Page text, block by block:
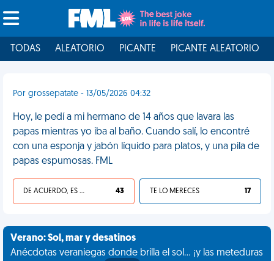
TODAS ALEATORIO PICANTE PICANTE ALEATORIO
Por grossepatate - 13/05/2026 04:32
Hoy, le pedí a mi hermano de 14 años que lavara las
papas mientras yo iba al baño. Cuando salí, lo encontré
con una esponja y jabón líquido para platos, y una pila de
papas espumosas. FML
DE ACUERDO, ES UNA VIDA HP 43 TE LO MERECES 17
Verano: Sol, mar y desatinos
Anécdotas veraniegas donde brilla el sol... ¡y las meteduras